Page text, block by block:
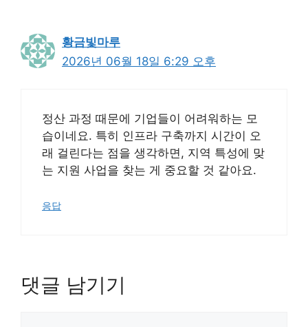
황금빛마루
2026년 06월 18일 6:29 오후
정산 과정 때문에 기업들이 어려워하는 모
습이네요. 특히 인프라 구축까지 시간이 오
래 걸린다는 점을 생각하면, 지역 특성에 맞
는 지원 사업을 찾는 게 중요할 것 같아요.
응답
댓글 남기기